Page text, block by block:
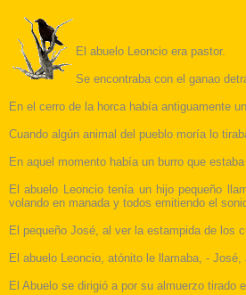
El abuelo Leoncio era pastor.
Se encontraba con el ganao
En el cerro de la horca había antiguamente
Cuando algún animal del pueblo moría lo
En aquel momento había un burro que
El abuelo Leoncio tenía un hijo pequeño
volando en manada y todos emitiendo el
El pequeño José, al ver la estampida de los
El abuelo Leoncio, atónito le llamaba, -
El Abuelo se dirigió a por su almuerzo tirado